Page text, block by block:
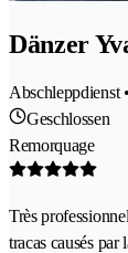
Dänzer
Abschleppdienst
Geschlossen
Remorquage
Très
tracas causés